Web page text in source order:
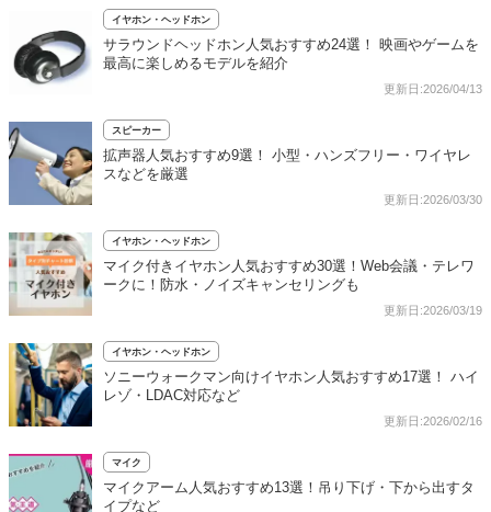
イヤホン・ヘッドホン
サラウンドヘッドホン人気おすすめ24選！ 映画やゲームを
最高に楽しめるモデルを紹介
更新日:2026/04/13
スピーカー
拡声器人気おすすめ9選！ 小型・ハンズフリー・ワイヤレ
スなどを厳選
更新日:2026/03/30
イヤホン・ヘッドホン
マイク付きイヤホン人気おすすめ30選！Web会議・テレワ
ークに！防水・ノイズキャンセリングも
更新日:2026/03/19
イヤホン・ヘッドホン
ソニーウォークマン向けイヤホン人気おすすめ17選！ ハイ
レゾ・LDAC対応など
更新日:2026/02/16
マイク
マイクアーム人気おすすめ13選！吊り下げ・下から出すタ
イプなど